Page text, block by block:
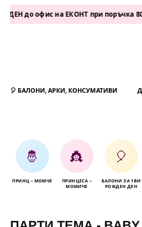
на ЕКОНТ при поръчка 80+ евро //
🎈 БАЛОНИ, АРКИ, КОНСУМАТИВИ
🤴
ПРИНЦ – МОМЧЕ
👸
ПРИНЦЕСА –
МОМИЧЕ
🎈
БАЛОНИ ЗА 1ВИ
РОЖДЕН ДЕН